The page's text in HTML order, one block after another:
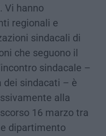
Vi hanno
regionali e
sindacali di
che seguono il
sindacale –
dei sindacati – è
alla
16 marzo tra
dipartimento